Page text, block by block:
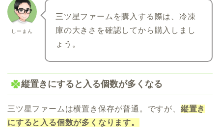
しーまん
三ツ星ファームを購入する際は、冷凍
庫の大きさを確認してから購入しまし
ょう。
縦置きにすると入る個数が多くなる
三ツ星ファームは横置き保存が普通。ですが、 縦置き
にすると入る個数が多くなります。